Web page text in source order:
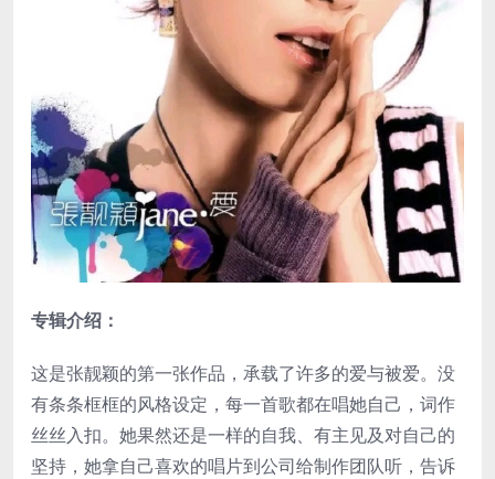
专辑介绍：
这是张靓颖的第一张作品，承载了许多的爱与被爱。没
有条条框框的风格设定，每一首歌都在唱她自己，词作
丝丝入扣。她果然还是一样的自我、有主见及对自己的
坚持，她拿自己喜欢的唱片到公司给制作团队听，告诉